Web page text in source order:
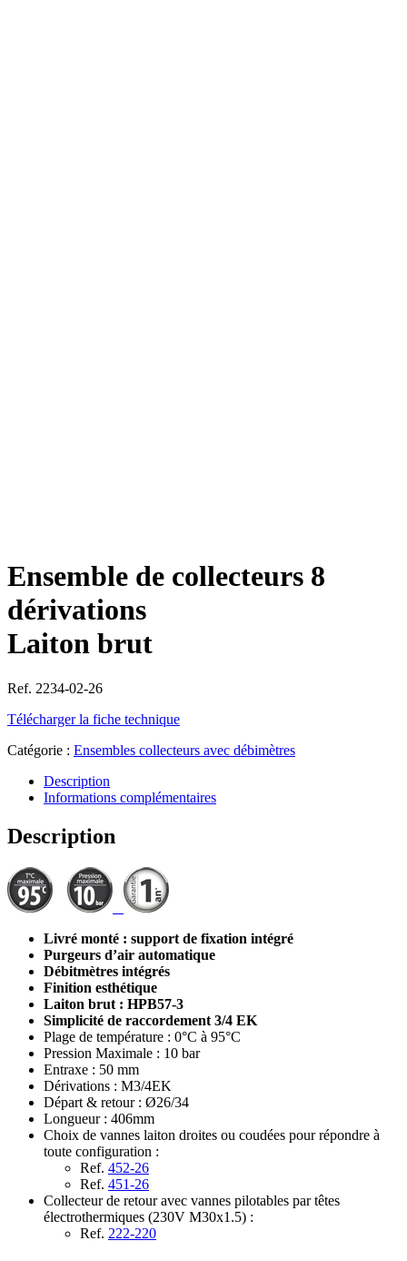
Ensemble de collecteurs 8
dérivations
Laiton brut
Ref. 2234-02-26
Télécharger la fiche technique
Catégorie : Ensembles collecteurs avec débimètres
Description
Informations complémentaires
Description
Livré monté : support de fixation intégré
Purgeurs d’air automatique
Débitmètres intégrés
Finition esthétique
Laiton brut : HPB57-3
Simplicité de raccordement 3/4 EK
Plage de température : 0°C à 95°C
Pression Maximale : 10 bar
Entraxe : 50 mm
Dérivations : M3/4EK
Départ & retour : Ø26/34
Longueur : 406mm
Choix de vannes laiton droites ou coudées pour répondre à
toute configuration :
Ref. 452-26
Ref. 451-26
Collecteur de retour avec vannes pilotables par têtes
électrothermiques (230V M30x1.5) :
Ref. 222-220